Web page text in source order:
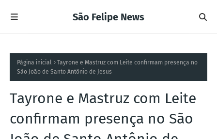
São Felipe News
Página inicial
Tayrone e Mastruz com Leite confirmam presença no
São João de Santo Antônio de Jesus
Tayrone e Mastruz com Leite
confirmam presença no São